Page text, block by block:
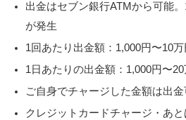
出金はセブン銀行ATMから可能。
が発生
1回あたり出金額：1,000円〜10万
1日あたりの出金額：1,000円〜20
ご自身でチャージした金額は出金
クレジットカードチャージ・あ